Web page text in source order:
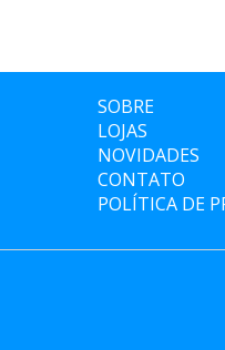
SOBRE
LOJAS
NOVIDADES
CONTATO
POLÍTICA DE